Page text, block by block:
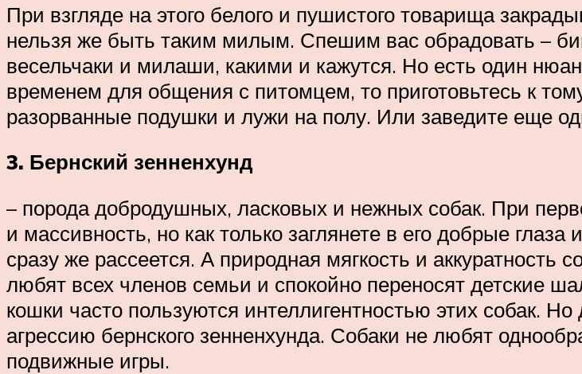
При взгляде на этого белого и пушистого товарища
нельзя же быть таким милым. Спешим вас обрадовать –
весельчаки и милаши, какими и кажутся. Но есть один
временем для общения с питомцем, то приготовьтесь к
разорванные подушки и лужи на полу. Или заведите еще
3. Бернский зенненхунд
– порода добродушных, ласковых и нежных собак. При
и массивность, но как только заглянете в его добрые
сразу же рассеется. А природная мягкость и аккуратность
любят всех членов семьи и спокойно переносят детские
кошки часто пользуются интеллигентностью этих собак.
агрессию бернского зенненхунда. Собаки не любят
подвижные игры.